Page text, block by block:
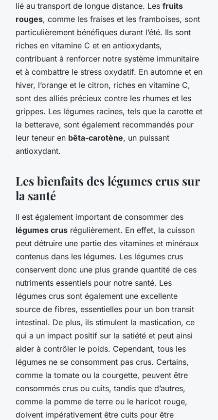
lié au transport de longue distance. Les fruits
rouges, comme les fraises et les framboises, sont
particulièrement bénéfiques durant l’été. Ils sont
riches en vitamine C et en antioxydants,
contribuant à renforcer notre système immunitaire
et à combattre le stress oxydatif. En automne et en
hiver, l’orange et le citron, riches en vitamine C,
sont des alliés précieux contre les rhumes et les
grippes. Les légumes racines, tels que la carotte et
la betterave, sont également recommandés pour
leur teneur en bêta-carotène, un puissant
antioxydant.
Les bienfaits des légumes crus sur
la santé
Il est également important de consommer des
légumes crus régulièrement. En effet, la cuisson
peut détruire une partie des vitamines et minéraux
contenus dans les légumes. Les légumes crus
conservent donc une plus grande quantité de ces
nutriments essentiels pour notre santé. Les
légumes crus sont également une excellente
source de fibres, essentielles pour un bon transit
intestinal. De plus, ils stimulent la mastication, ce
qui a un impact positif sur la satiété et peut ainsi
aider à contrôler le poids. Cependant, tous les
légumes ne se consomment pas crus. Certains,
comme la tomate ou la courgette, peuvent être
consommés crus ou cuits, tandis que d’autres,
comme la pomme de terre ou le haricot rouge,
doivent impérativement être cuits pour être